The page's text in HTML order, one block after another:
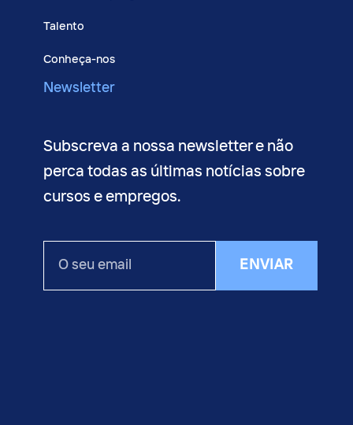
Talento
Conheça-nos
Newsletter
Subscreva a nossa newsletter e não
perca todas as últimas notícias sobre
cursos e empregos.
ENVIAR